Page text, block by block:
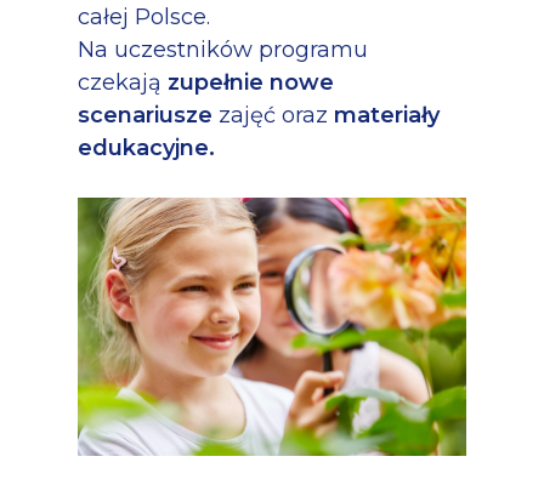
całej Polsce.
Na uczestników programu
czekają zupełnie nowe
scenariusze zajęć oraz materiały
edukacyjne.